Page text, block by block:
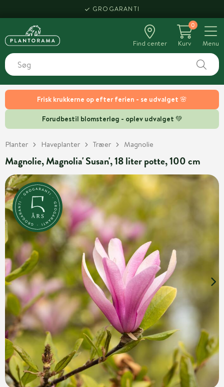
Frisk krukkerne op efter ferien - se udvalget 🌸
Forudbestil blomsterløg - oplev udvalget 💚
GROGARANTI
Find center
0
Kurv
Menu
Planter Haveplanter Træer Magnolie
Magnolie, Magnolia' Susan', 18 liter potte, 100 cm